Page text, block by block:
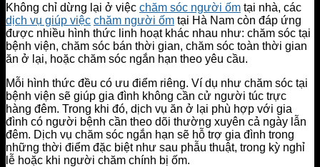
Không chỉ dừng lại ở việc chăm sóc người ốm tại nhà, các
dịch vụ giúp việc chăm người ốm tại Hà Nam còn đáp ứng
được nhiều hình thức linh hoạt khác nhau như: chăm sóc tại
bệnh viện, chăm sóc bán thời gian, chăm sóc toàn thời gian
ăn ở lại, hoặc chăm sóc ngắn hạn theo yêu cầu.
Mỗi hình thức đều có ưu điểm riêng. Ví dụ như chăm sóc tại
bệnh viện sẽ giúp gia đình không cần cử người túc trực
hàng đêm. Trong khi đó, dịch vụ ăn ở lại phù hợp với gia
đình có người bệnh cần theo dõi thường xuyên cả ngày lẫn
đêm. Dịch vụ chăm sóc ngắn hạn sẽ hỗ trợ gia đình trong
những thời điểm đặc biệt như sau phẫu thuật, trong kỳ nghỉ
lễ hoặc khi người chăm chính bị ốm.